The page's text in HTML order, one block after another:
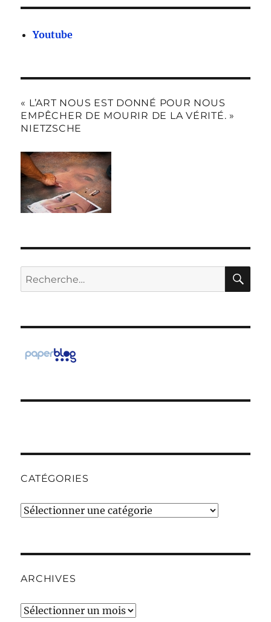
Youtube
« L’ART NOUS EST DONNÉ POUR NOUS
EMPÊCHER DE MOURIR DE LA VÉRITÉ. »
NIETZSCHE
Recherche
pour :
CATÉGORIES
Catégories
ARCHIVES
Archives